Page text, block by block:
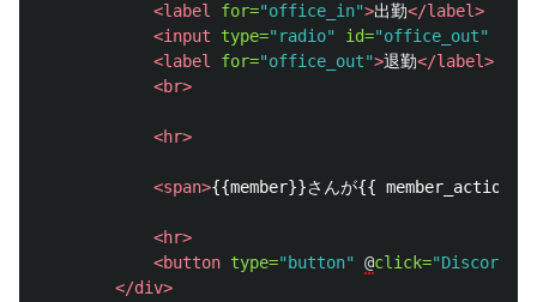
<label
for="office_in">出勤</label>
<input
type="radio" id="office_out"
<label
for="office_out">退勤</label>
<br>
<hr>
<span>{{member}}さんが{{ member_action }}
<hr>
<button type="button" @click=
</div>